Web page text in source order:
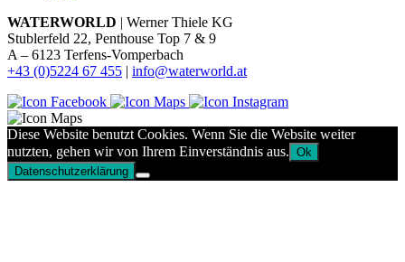
WATERWORLD | Werner Thiele KG
Stublerfeld 22, Penthouse Top 7 & 9
A – 6123 Terfens-Vomperbach
+43 (0)5224 67 455 | info@waterworld.at
Diese Website benutzt Cookies. Wenn Sie die Website weiter
nutzten, gehen wir von Ihrem Einverständnis aus. Ok
Datenschutzerklärung